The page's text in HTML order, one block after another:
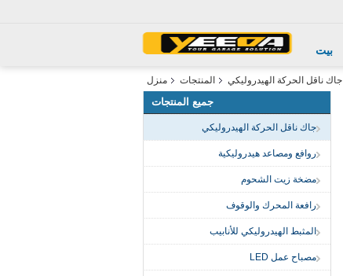
بيت
منزل المنتجات جاك ناقل الحركة الهيدروليكي
جميع المنتجات
جاك ناقل الحركة الهيدروليكي
روافع ومصاعد هيدروليكية
مضخة زيت الشحوم
رافعة المحرك والوقوف
المثبط الهيدروليكي للأنابيب
مصباح عمل LED